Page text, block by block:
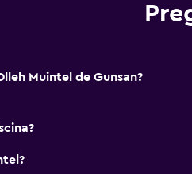
Muintel de Gunsan?